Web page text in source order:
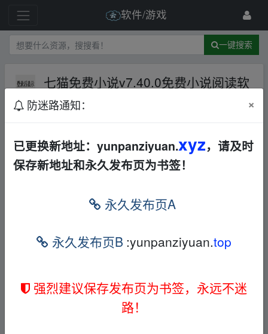
软件/游戏
一键搜索
七猫免费小说v7.40.0免费小说阅读软
件，无广告会员版
网盘 Android
七猫免费小说是一款正版免费小说阅读软
免费阅读的乐趣。小说内容覆盖了总裁豪门
说、青春校园小说、修仙小说、悬疑小说、
有。看书的同时更有现金、金币奖励送不
fr_om w ww.y_un pan﹏zi▪yu▪an.xy z
防迷路通知： ×
已更换新地址：yunpanziyuan.xyz，请及时
保存新地址和永久发布页为书签！
永久发布页A
永久发布页B :yunpanziyuan.top
强烈建议保存发布页为书签，永远不迷
路！